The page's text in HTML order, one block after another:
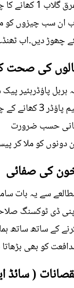
1 کھانے کا چمچ
چھوڑ دیں۔اب
کی صحت
ہربل پاؤڈرہئیر
3 کھانے کے چمچ
حسب ضرورت
دونوں کو ملا کر
کی صفائی
سے یہ بات
ڈی ٹوکسنگ
کے ساتھ ساتھ
کو بھی
( سائڈ